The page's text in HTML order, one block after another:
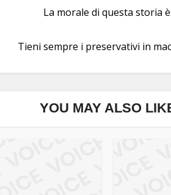
La morale di questa storia è:
Tieni sempre i preservativi in
YOU MAY ALSO